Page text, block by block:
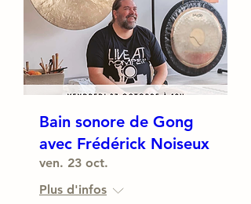
Bain sonore de Gong
avec Frédérick Noiseux
ven. 23 oct.
Plus d'infos